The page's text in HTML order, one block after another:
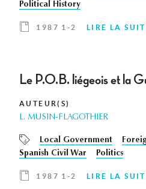
Political History
1987 1-2 LIRE LA
Le P.O.B. liégeois et la
AUTEUR(S)
L. MUSIN-FLAGOTHIER
Local Government
Spanish Civil War
Politics
1987 1-2 LIRE LA